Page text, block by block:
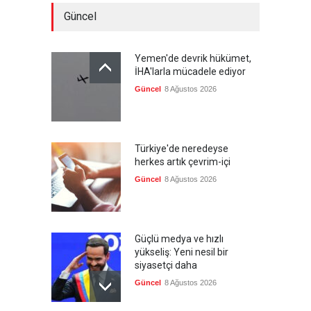
Güncel
Yemen'de devrik hükümet,
İHA'larla mücadele ediyor
Güncel 8 Ağustos 2026
Türkiye'de neredeyse
herkes artık çevrim-içi
Güncel 8 Ağustos 2026
Güçlü medya ve hızlı
yükseliş: Yeni nesil bir
siyasetçi daha
Güncel 8 Ağustos 2026